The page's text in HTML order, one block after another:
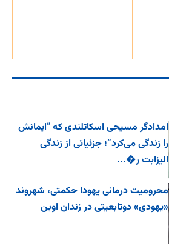
امدادگر مسیحی اسکاتلندی که “ایمانش
را زندگی می‌کرد”؛ جزئیاتی از زندگی
الیزابت ر�...
محرومیت درمانی یهودا حکمتی، شهروند
«یهودی» دوتابعیتی در زندان اوین